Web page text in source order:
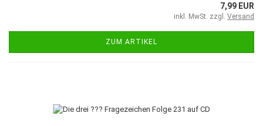
7,99 EUR
inkl. MwSt. zzgl. Versand
ZUM ARTIKEL